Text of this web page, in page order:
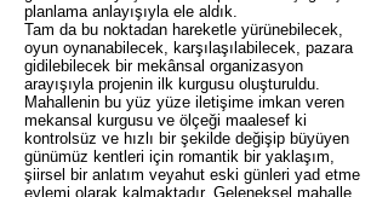
planlama anlayışıyla ele aldık.
Tam da bu noktadan hareketle yürünebilecek,
oyun oynanabilecek, karşılaşılabilecek, pazara
gidilebilecek bir mekânsal organizasyon
arayışıyla projenin ilk kurgusu oluşturuldu.
Mahallenin bu yüz yüze iletişime imkan veren
mekansal kurgusu ve ölçeği maalesef ki
kontrolsüz ve hızlı bir şekilde değişip büyüyen
günümüz kentleri için romantik bir yaklaşım,
şiirsel bir anlatım veyahut eski günleri yad etme
eylemi olarak kalmaktadır. Geleneksel mahalle